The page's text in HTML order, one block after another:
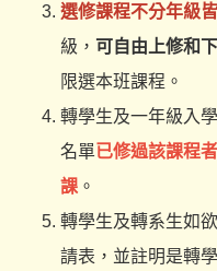
選修課程不分年級
級， 可自由上修和
限選本班課程。
轉學生及一年級入
名單已修過該課程
課 。
轉學生及轉系生如
請表，並註明是轉